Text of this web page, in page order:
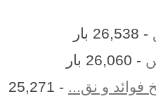
- 26,538 بار
- 26,060 بار
- 25,271